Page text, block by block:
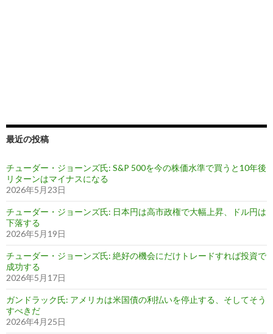
最近の投稿
チューダー・ジョーンズ氏: S&P 500を今の株価水準で買うと10年後
リターンはマイナスになる
2026年5月23日
チューダー・ジョーンズ氏: 日本円は高市政権で大幅上昇、ドル円は
下落する
2026年5月19日
チューダー・ジョーンズ氏: 絶好の機会にだけトレードすれば投資で
成功する
2026年5月17日
ガンドラック氏: アメリカは米国債の利払いを停止する、そしてそう
すべきだ
2026年4月25日